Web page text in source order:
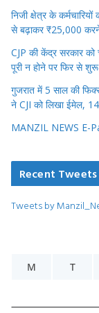
निजी क्षेत्र के
से बढ़ाकर ₹25,000
CJP की केंद्र सरकार को
पूरी न होने पर फिर से शुरू
गुजरात में 5 साल की
ने CJI को लिखा ईमेल, 14
MANZIL NEWS E-
Recent Tweets
Tweets by
M
T